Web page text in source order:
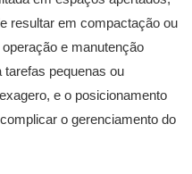
resultar em compactação ou
e manutenção
pequenas ou
e o posicionamento
o gerenciamento do